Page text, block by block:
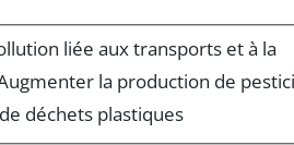
liée aux transports et à la
la production de
déchets plastiques